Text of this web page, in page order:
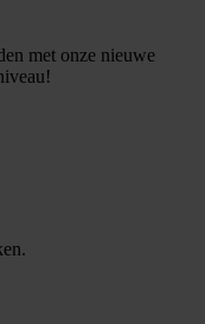
met onze nieuwe